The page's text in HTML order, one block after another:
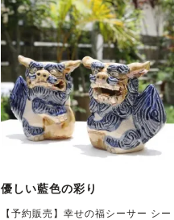
優しい藍色の彩り
【予約販売】幸せの福シーサー シー